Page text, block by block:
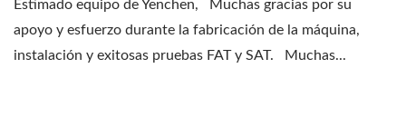
Estimado equipo de Yenchen, Muchas gracias por su
apoyo y esfuerzo durante la fabricación de la máquina,
instalación y exitosas pruebas FAT y SAT. Muchas...